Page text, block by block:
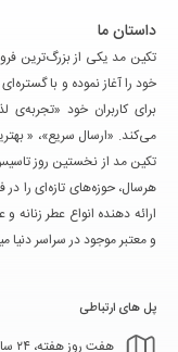
داستان ما
خود را آغاز نموده و با
برای کاربران خود
می‌کند. «ارسال سریع»، «
تکین مد از نخستین روز
هرسال، حوزه‌های تازه‌ای را
ارائه دهنده انواع عطر
و معتبر موجود در سراسر دنیا
پل های ارتباطی
هفت روز هفته، ۲۴ ساعت شبانه‌روز پاسخگوی شما هستیم